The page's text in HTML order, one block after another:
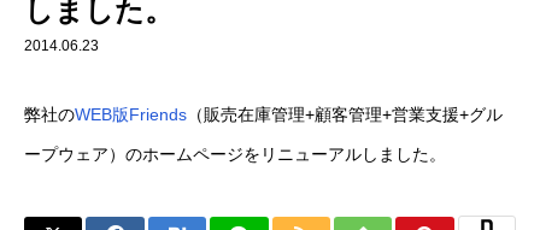
商品・サービス
クラウドサービス
しました。
2014.06.23
弊社のWEB版Friends （販売在庫管理+顧客管理+営業支援+グル
ープウェア）のホームページをリニューアルしました。